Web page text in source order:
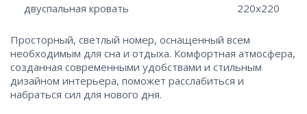
двуспальная кровать
220x220
Просторный, светлый номер, оснащенный всем
необходимым для сна и отдыха. Комфортная атмосфера,
созданная современными удобствами и стильным
дизайном интерьера, поможет расслабиться и
набраться сил для нового дня.